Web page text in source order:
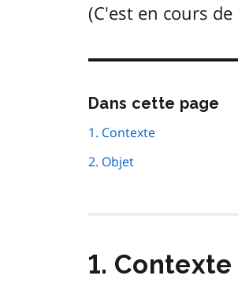
(C'est en cours
Dans cette page
1. Contexte
2. Objet
1. Contexte